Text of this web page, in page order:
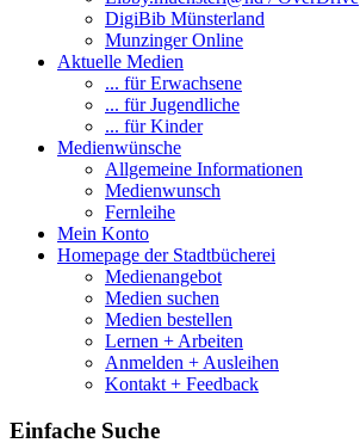
DigiBib Münsterland
Munzinger Online
Aktuelle Medien
... für Erwachsene
... für Jugendliche
... für Kinder
Medienwünsche
Allgemeine Informationen
Medienwunsch
Fernleihe
Mein Konto
Homepage der Stadtbücherei
Medienangebot
Medien suchen
Medien bestellen
Lernen + Arbeiten
Anmelden + Ausleihen
Kontakt + Feedback
Einfache Suche